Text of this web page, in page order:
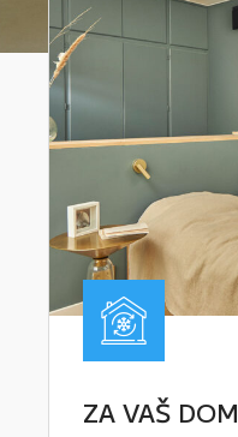
ZA VAŠ DOM